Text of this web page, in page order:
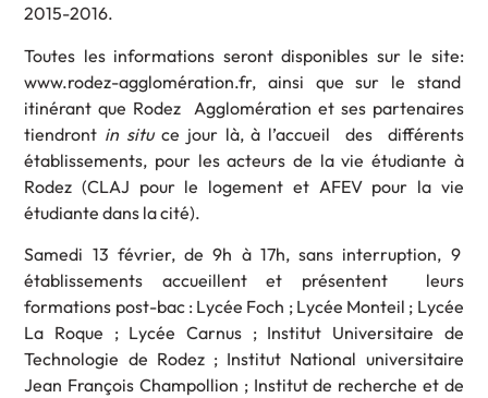
2015-2016.
Toutes les informations seront disponibles sur le site:
www.rodez-agglomération.fr, ainsi que sur le stand
itinérant que Rodez Agglomération et ses partenaires
tiendront in situce jour là, à l’accueil des différents
établissements, pour les acteurs de la vie étudiante à
Rodez (CLAJ pour le logement et AFEV pour la vie
étudiante dans la cité).
Samedi 13 février, de 9h à 17h, sans interruption, 9
établissements accueillent et présentent leurs
formations post-bac : Lycée Foch ; Lycée Monteil ; Lycée
La Roque ; Lycée Carnus ; Institut Universitaire de
Technologie de Rodez ; Institut National universitaire
Jean François Champollion ; Institut de recherche et de